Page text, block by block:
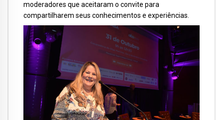
moderadores que aceitaram o convite para
compartilharem seus conhecimentos e experiências.